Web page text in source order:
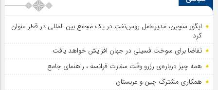
ایگور سچین، مدیرعامل روس‌نفت در یک مجمع بین المللی در قطر عنوان
کرد
تقاضا برای سوخت فسیلی در جهان افزایش خواهد یافت
همه چیز درباره‌ی رزرو وقت سفارت فرانسه ، راهنمای جامع
همکاری مشترک چین و عربستان